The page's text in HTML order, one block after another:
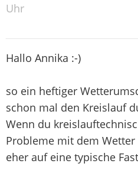
Uhr
Hallo Annika :-)
so ein heftiger
schon mal den Kreislauf
Wenn du
Probleme mit dem
eher auf eine typische